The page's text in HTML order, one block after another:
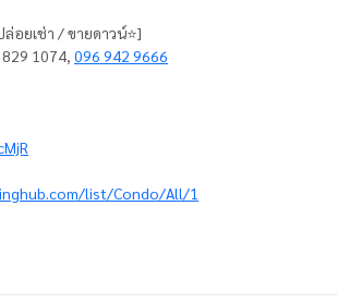
อยเช่า / ขายดาวน์⭐️]
1074, 096 942 9666
list/Condo/All/1
วน